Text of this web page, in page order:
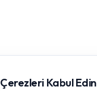
Çerezleri Kabul Edin